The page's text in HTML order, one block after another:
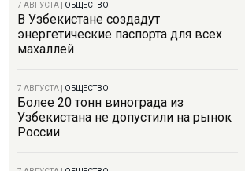
7 АВГУСТА ОБЩЕСТВО
В Узбекистане создадут
энергетические паспорта для всех
махаллей
7 АВГУСТА ОБЩЕСТВО
Более 20 тонн винограда из
Узбекистана не допустили на рынок
России